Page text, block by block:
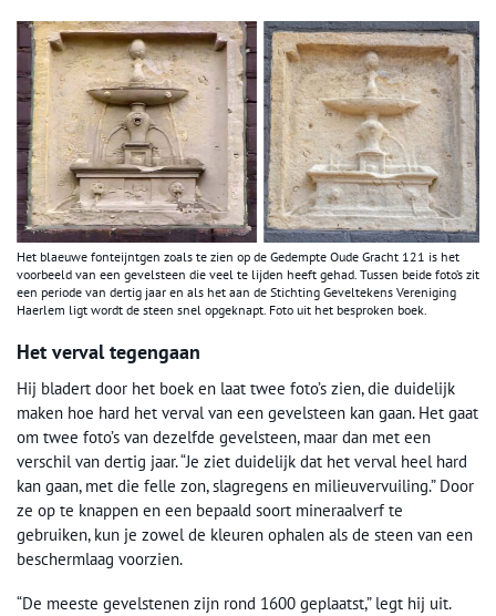
Het blaeuwe fonteijntgen zoals te zien op de Gedempte Oude Gracht 121 is het
voorbeeld van een gevelsteen die veel te lijden heeft gehad. Tussen beide foto’s zit
een periode van dertig jaar en als het aan de Stichting Geveltekens Vereniging
Haerlem ligt wordt de steen snel opgeknapt. Foto uit het besproken boek.
Het verval tegengaan
Hij bladert door het boek en laat twee foto’s zien, die duidelijk
maken hoe hard het verval van een gevelsteen kan gaan. Het gaat
om twee foto’s van dezelfde gevelsteen, maar dan met een
verschil van dertig jaar. “Je ziet duidelijk dat het verval heel hard
kan gaan, met die felle zon, slagregens en milieuvervuiling.” Door
ze op te knappen en een bepaald soort mineraalverf te
gebruiken, kun je zowel de kleuren ophalen als de steen van een
beschermlaag voorzien.
“De meeste gevelstenen zijn rond 1600 geplaatst,” legt hij uit.